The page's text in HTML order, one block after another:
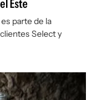
Este
parte de la
Select y